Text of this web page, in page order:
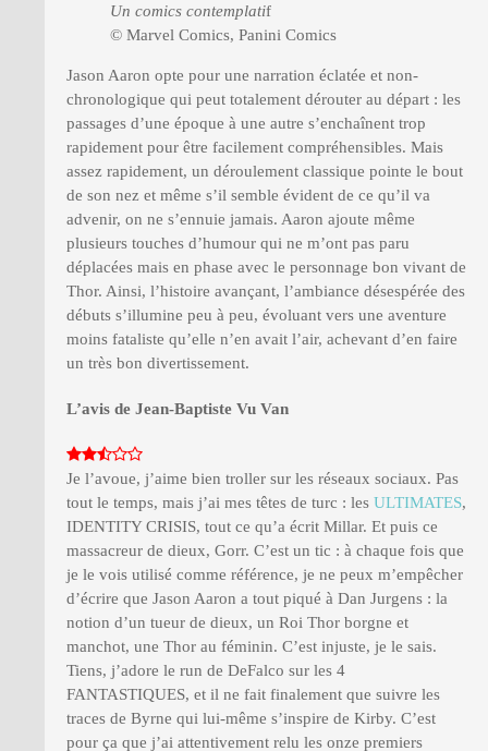
Un comics contemplatif
© Marvel Comics, Panini Comics
Jason Aaron opte pour une narration éclatée et non-
chronologique qui peut totalement dérouter au départ : les
passages d’une époque à une autre s’enchaînent trop
rapidement pour être facilement compréhensibles. Mais
assez rapidement, un déroulement classique pointe le bout
de son nez et même s’il semble évident de ce qu’il va
advenir, on ne s’ennuie jamais. Aaron ajoute même
plusieurs touches d’humour qui ne m’ont pas paru
déplacées mais en phase avec le personnage bon vivant de
Thor. Ainsi, l’histoire avançant, l’ambiance désespérée des
débuts s’illumine peu à peu, évoluant vers une aventure
moins fataliste qu’elle n’en avait l’air, achevant d’en faire
un très bon divertissement.
L’avis de Jean-Baptiste Vu Van
Je l’avoue, j’aime bien troller sur les réseaux sociaux. Pas
tout le temps, mais j’ai mes têtes de turc : les ULTIMATES,
IDENTITY CRISIS, tout ce qu’a écrit Millar. Et puis ce
massacreur de dieux, Gorr. C’est un tic : à chaque fois que
je le vois utilisé comme référence, je ne peux m’empêcher
d’écrire que Jason Aaron a tout piqué à Dan Jurgens : la
notion d’un tueur de dieux, un Roi Thor borgne et
manchot, une Thor au féminin. C’est injuste, je le sais.
Tiens, j’adore le run de DeFalco sur les 4
FANTASTIQUES, et il ne fait finalement que suivre les
traces de Byrne qui lui-même s’inspire de Kirby. C’est
pour ça que j’ai attentivement relu les onze premiers